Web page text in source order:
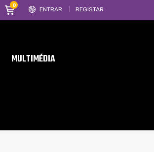
ENTRAR REGISTAR
0
MULTIMÉDIA